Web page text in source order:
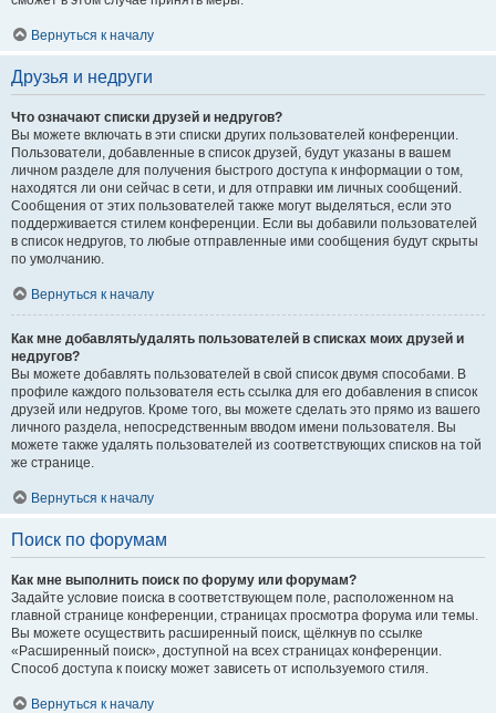
Вернуться к началу
Друзья и недруги
Что означают списки друзей и недругов?
Вы можете включать в эти списки других пользователей конференции.
Пользователи, добавленные в список друзей, будут указаны в вашем
личном разделе для получения быстрого доступа к информации о том,
находятся ли они сейчас в сети, и для отправки им личных сообщений.
Сообщения от этих пользователей также могут выделяться, если это
поддерживается стилем конференции. Если вы добавили пользователей
в список недругов, то любые отправленные ими сообщения будут скрыты
по умолчанию.
Вернуться к началу
Как мне добавлять/удалять пользователей в списках моих друзей и
недругов?
Вы можете добавлять пользователей в свой список двумя способами. В
профиле каждого пользователя есть ссылка для его добавления в список
друзей или недругов. Кроме того, вы можете сделать это прямо из вашего
личного раздела, непосредственным вводом имени пользователя. Вы
можете также удалять пользователей из соответствующих списков на той
же странице.
Вернуться к началу
Поиск по форумам
Как мне выполнить поиск по форуму или форумам?
Задайте условие поиска в соответствующем поле, расположенном на
главной странице конференции, страницах просмотра форума или темы.
Вы можете осуществить расширенный поиск, щёлкнув по ссылке
«Расширенный поиск», доступной на всех страницах конференции.
Способ доступа к поиску может зависеть от используемого стиля.
Вернуться к началу